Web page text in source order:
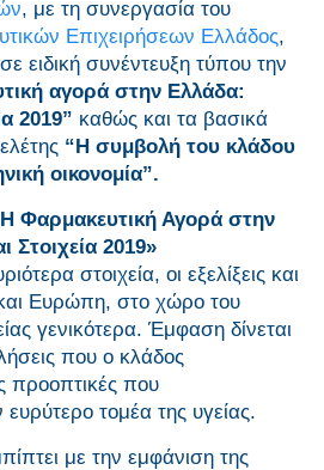
, με τη συνεργασία του
Επιχειρήσεων Ελλάδος,
ειδική συνέντευξη τύπου την
αγορά στην Ελλάδα:
2019” καθώς και τα βασικά
“Η συμβολή του κλάδου
οικονομία”.
Φαρμακευτική Αγορά στην
Στοιχεία 2019»
στοιχεία, οι εξελίξεις και
Ευρώπη, στο χώρο του
γενικότερα. Έμφαση δίνεται
που ο κλάδος
προοπτικές που
τομέα της υγείας.
με την εμφάνιση της